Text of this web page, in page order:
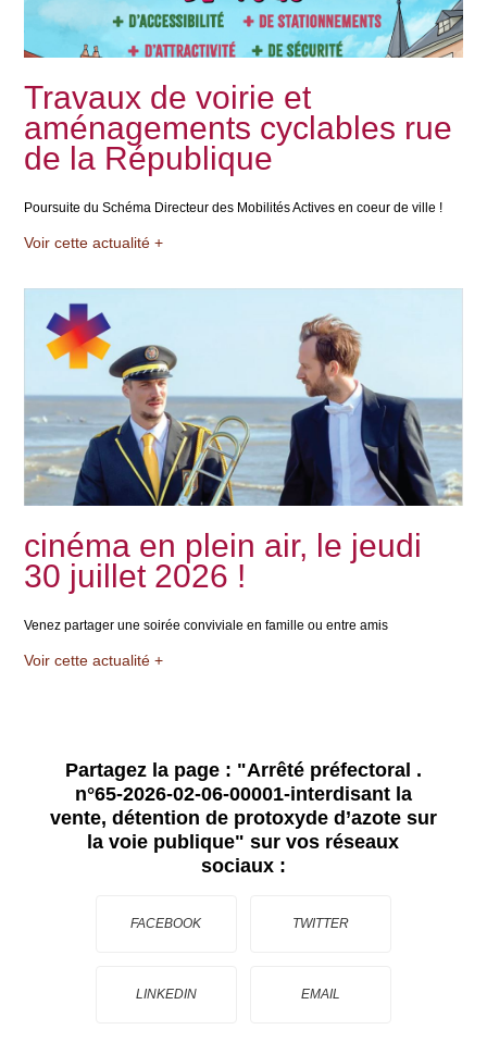
Travaux de voirie et
aménagements cyclables rue
de la République
Poursuite du Schéma Directeur des Mobilités Actives en coeur de ville !
Voir cette actualité +
cinéma en plein air, le jeudi
30 juillet 2026 !
Venez partager une soirée conviviale en famille ou entre amis
Voir cette actualité +
Partagez la page : "Arrêté préfectoral .
n°65-2026-02-06-00001-interdisant la
vente, détention de protoxyde d’azote sur
la voie publique" sur vos réseaux
sociaux :
FACEBOOK TWITTER
LINKEDIN EMAIL